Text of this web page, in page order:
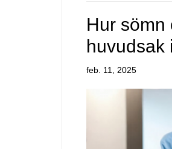
Hur sömn
huvudsak
feb. 11, 2025